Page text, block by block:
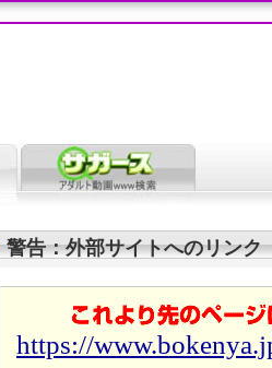
警告：外部サイトへのリンク
https://